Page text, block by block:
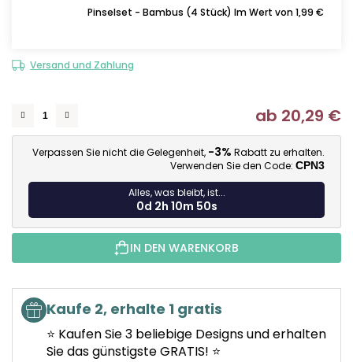
Pinselset - Bambus (4 Stück) Im Wert von 1,99 €
Versand und Zahlung
ab 20,29 €
Verpassen Sie nicht die Gelegenheit, -3% Rabatt zu erhalten.
Verwenden Sie den Code: CPN3
Alles, was bleibt, ist...
0d 2h 10m 49s
IN DEN WARENKORB
Kaufe 2, erhalte 1 gratis
⭐ Kaufen Sie 3 beliebige Designs und erhalten
Sie das günstigste GRATIS! ⭐